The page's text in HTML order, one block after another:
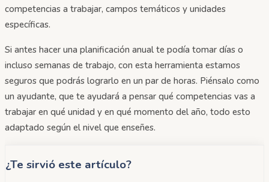
competencias a trabajar, campos temáticos y unidades
específicas.
Si antes hacer una planificación anual te podía tomar días o
incluso semanas de trabajo, con esta herramienta estamos
seguros que podrás lograrlo en un par de horas. Piénsalo como
un ayudante, que te ayudará a pensar qué competencias vas a
trabajar en qué unidad y en qué momento del año, todo esto
adaptado según el nivel que enseñes.
¿Te sirvió este artículo?